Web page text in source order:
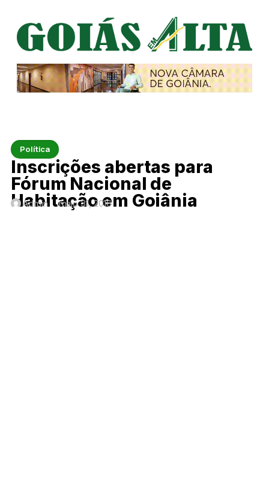
Política
Inscrições abertas para
Fórum Nacional de
Habitação em Goiânia
Admin maio 31, 2016